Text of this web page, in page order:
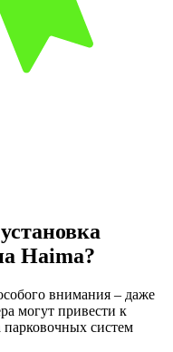
Haima?
внимания – даже
могут привести к
парковочных систем